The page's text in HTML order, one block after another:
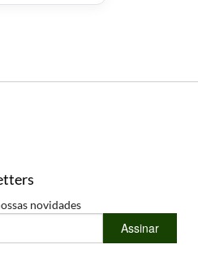
novidades
Assinar